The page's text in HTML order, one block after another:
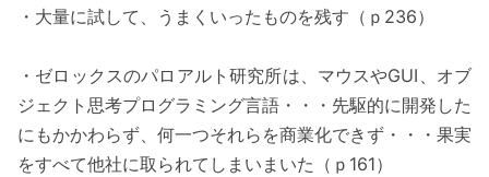
・大量に試して、うまくいったものを残す（ｐ236）
・ゼロックスのパロアルト研究所は、マウスやGUI、オブ
ジェクト思考プログラミング言語・・・先駆的に開発した
にもかかわらず、何一つそれらを商業化できず・・・果実
をすべて他社に取られてしまいまいた（ｐ161）